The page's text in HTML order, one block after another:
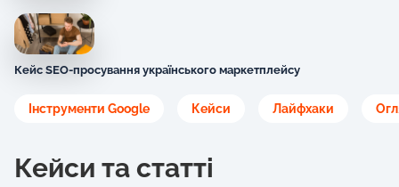
Кейс SEO-просування українського маркетплейсу
Інструменти Google Кейси Лайфхаки
Кейси та статті